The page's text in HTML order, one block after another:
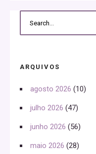
ARQUIVOS
agosto 2026 (10)
julho 2026 (47)
junho 2026 (56)
maio 2026 (28)